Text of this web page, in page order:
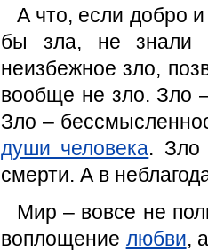
А что, если добро
бы зла, не знали
неизбежное зло,
вообще не зло. Зло
Зло –
души человека. Зло
смерти. А в
Мир – вовсе не
воплощение любви,